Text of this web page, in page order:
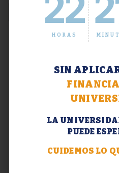
22
HORAS
SIN
LA
PUEDE
CUIDEMOS LO
Extensión.